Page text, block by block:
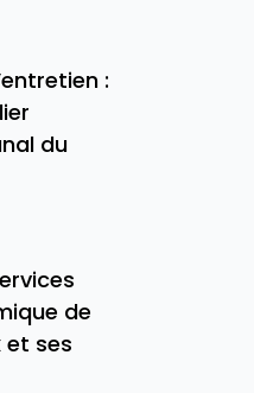
:
du
de
et ses